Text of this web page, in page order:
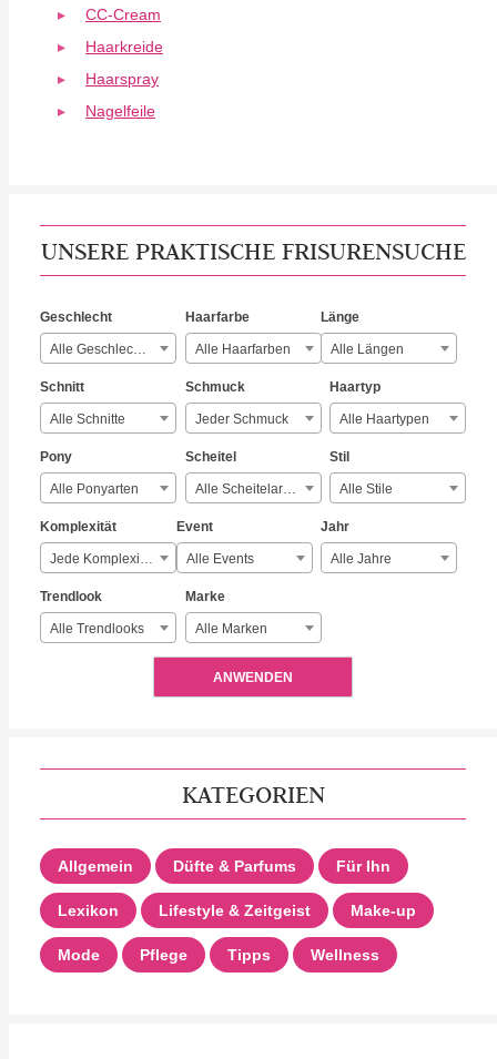
CC-Cream
Haarkreide
Haarspray
Nagelfeile
UNSERE PRAKTISCHE FRISURENSUCHE
Geschlecht
Alle Geschlechter
Haarfarbe
Alle Haarfarben
Länge
Alle Längen
Schnitt
Alle Schnitte
Schmuck
Jeder Schmuck
Haartyp
Alle Haartypen
Pony
Alle Ponyarten
Scheitel
Alle Scheitelarten
Stil
Alle Stile
Komplexität
Jede Komplexität
Event
Alle Events
Jahr
Alle Jahre
Trendlook
Alle Trendlooks
Marke
Alle Marken
ANWENDEN
KATEGORIEN
Allgemein Düfte & Parfums Für Ihn
Lexikon Lifestyle & Zeitgeist Make-up
Mode Pflege Tipps Wellness